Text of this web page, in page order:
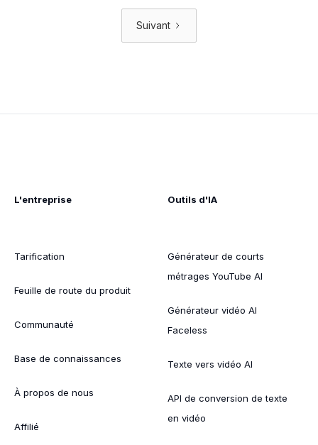
Suivant
L'entreprise
Tarification
Feuille de route du produit
Communauté
Base de connaissances
À propos de nous
Affilié
Outils d'IA
Générateur de courts
métrages YouTube AI
Générateur vidéo AI
Faceless
Texte vers vidéo AI
API de conversion de texte
en vidéo